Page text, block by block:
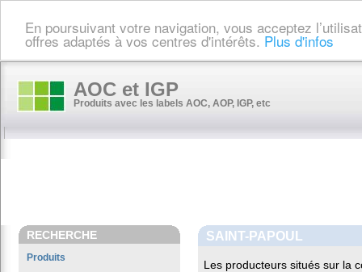
En poursuivant votre navigation, vous acceptez
offres adaptés à vos centres d'intérêts. Plus d'infos
AOC et IGP
Produits avec les labels AOC, AOP, IGP, etc
RECHERCHE
Produits
SAINT-PAPOUL
Les producteurs situés sur la